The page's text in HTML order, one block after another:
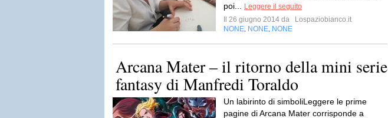
poi...
Leggere il seguito
Il 26 giugno 2014 da
Lospaziobianco.it
NONE NONE NONE
Arcana Mater – il ritorno della mini serie
fantasy di Manfredi Toraldo
Un labirinto di simboliLeggere le prime
pagine di Arcana Mater corrisponde a